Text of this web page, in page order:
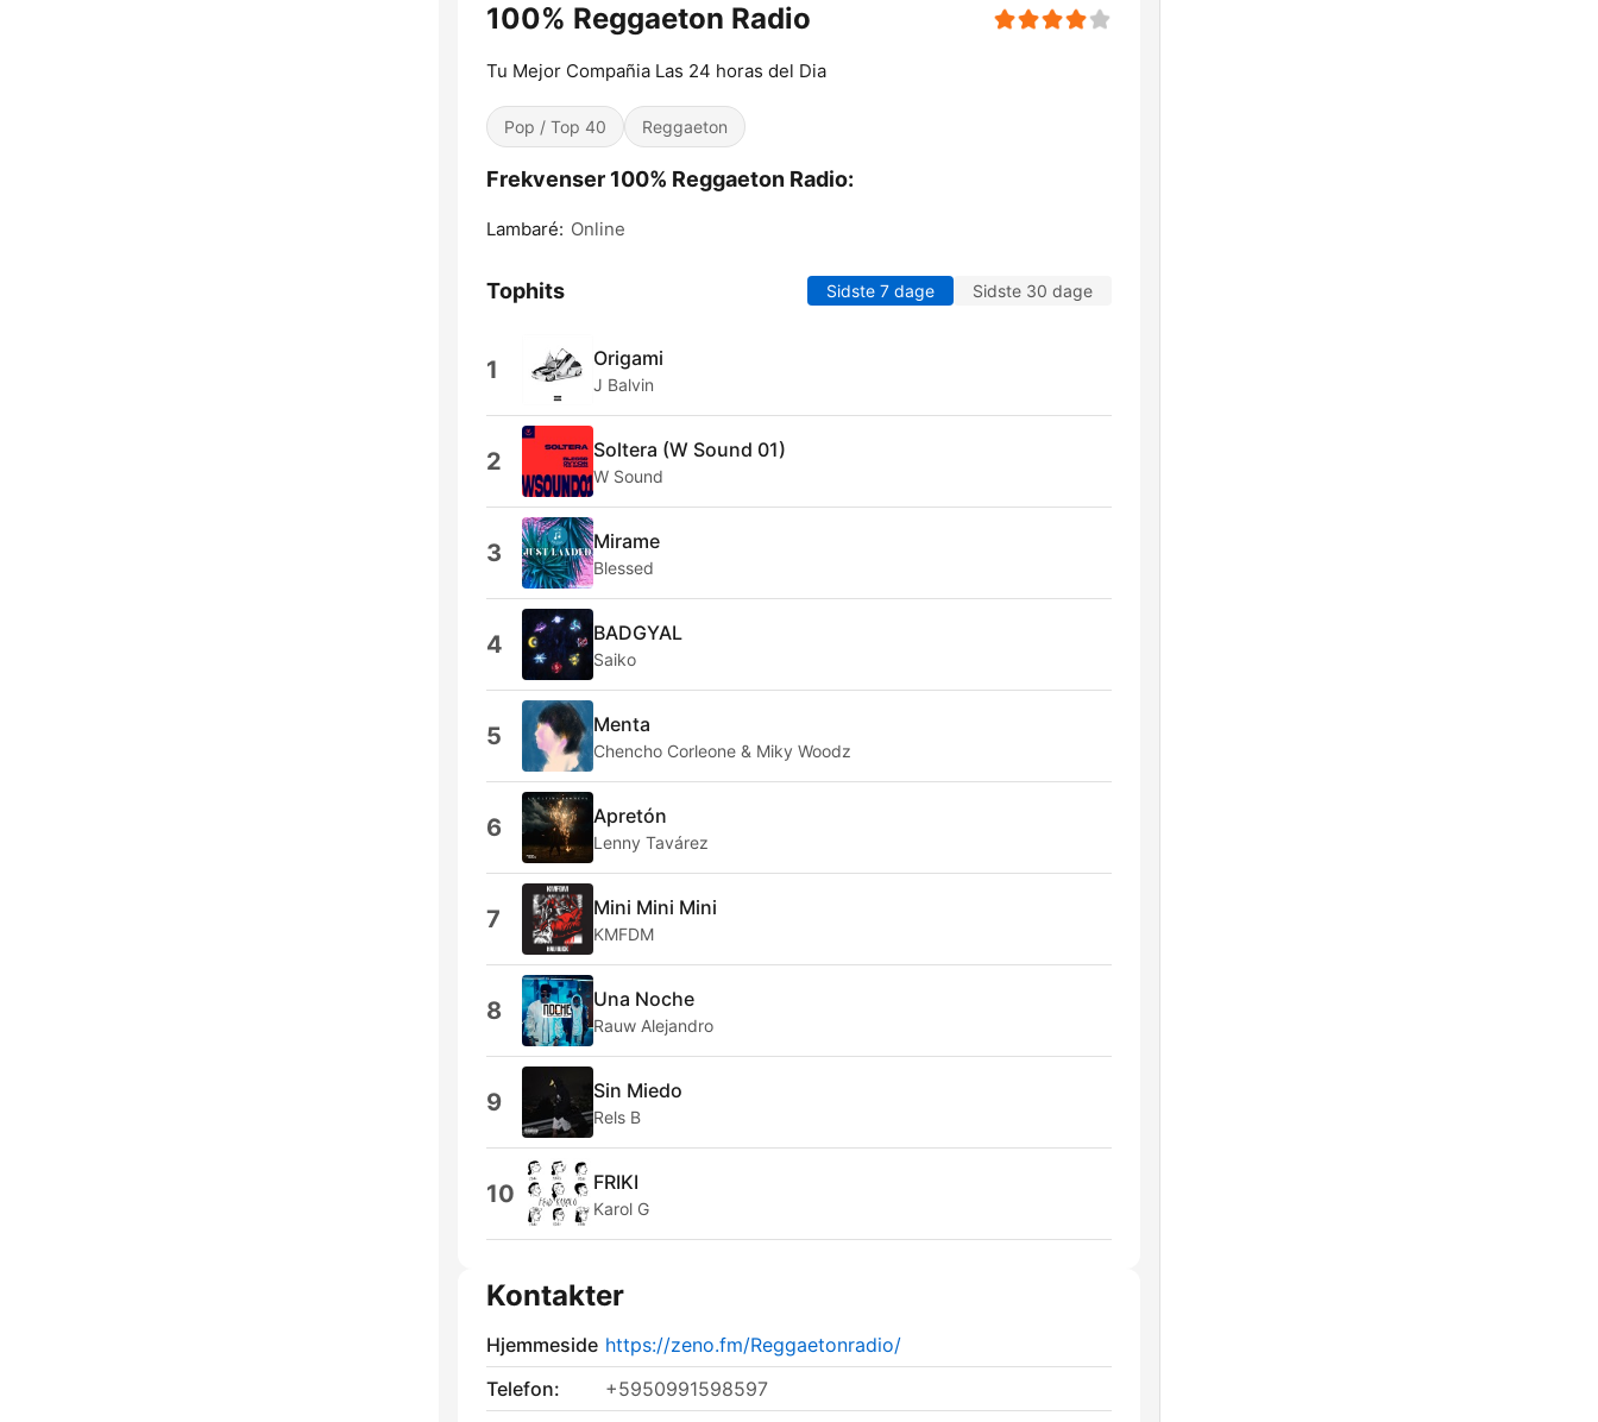
100% Reggaeton Radio
Tu Mejor Compañia Las 24 horas del Dia
Pop / Top 40 Reggaeton
Frekvenser 100% Reggaeton Radio:
Lambaré: Online
Tophits Sidste 7 dage Sidste 30 dage
1 Origami
J Balvin
2 Soltera (W Sound 01)
W Sound
3 Mirame
Blessed
4 BADGYAL
Saiko
5 Menta
Chencho Corleone & Miky Woodz
6 Apretón
Lenny Tavárez
7 Mini Mini Mini
KMFDM
8 Una Noche
Rauw Alejandro
9 Sin Miedo
Rels B
10 FRIKI
Karol G
Kontakter
Hjemmeside https://zeno.fm/Reggaetonradio/
Telefon:
+5950991598597